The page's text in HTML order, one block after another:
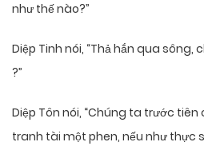
như thế nào?”
Diệp Tinh nói, “Thả hắn qua
?”
Diệp Tôn nói, “Chúng ta trước
tranh tài một phen, nếu như thực